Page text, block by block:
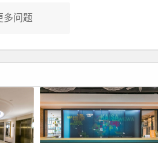
多问题